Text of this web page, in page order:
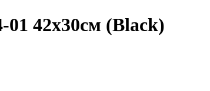
42х30см (Black)